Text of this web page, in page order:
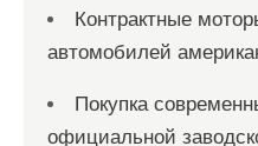
Контрактные
автомобилей
Покупка
официальной